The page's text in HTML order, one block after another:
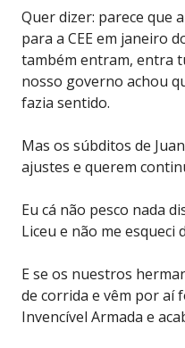
Quer dizer: parece que
para a CEE em janeiro
também entram, entra
nosso governo achou
fazia sentido.
Mas os súbditos de
ajustes e querem
Eu cá não pesco nada
Liceu e não me esqueci
E se os nuestros
de corrida e vêm por aí
Invencível Armada e